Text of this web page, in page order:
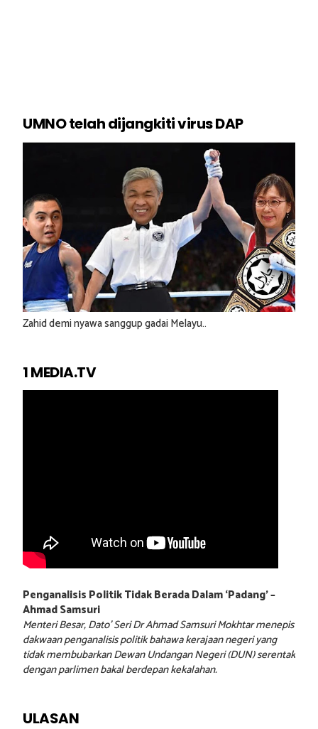
UMNO telah dijangkiti virus DAP
Zahid demi nyawa sanggup gadai Melayu..
1 MEDIA.TV
Penganalisis Politik Tidak Berada Dalam ‘Padang’ –
Ahmad Samsuri
Menteri Besar, Dato’ Seri Dr Ahmad Samsuri Mokhtar menepis
dakwaan penganalisis politik bahawa kerajaan negeri yang
tidak membubarkan Dewan Undangan Negeri (DUN) serentak
dengan parlimen bakal berdepan kekalahan.
ULASAN